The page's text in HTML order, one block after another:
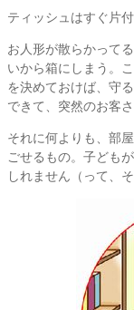
ティッシュはすぐ片
お人形が散らかって
いから箱にしまう。
を決めておけば、守
できて、突然のお客
それに何よりも、部
ごせるもの。子ども
しれません（って、